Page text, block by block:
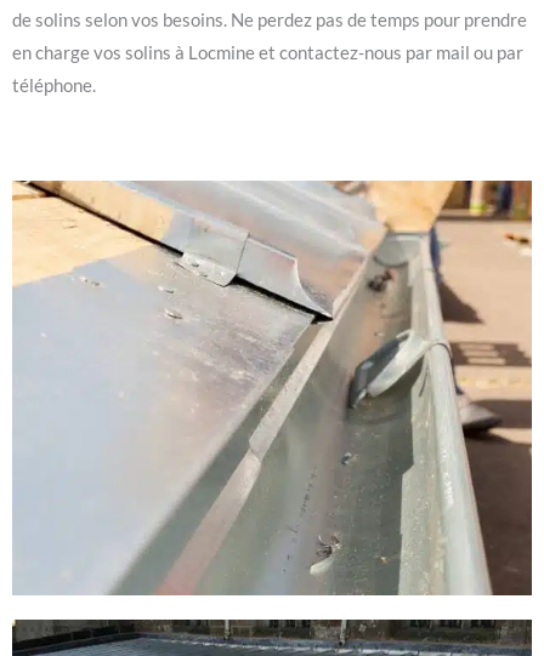
de solins selon vos besoins. Ne perdez pas de temps pour prendre
en charge vos solins à Locmine et contactez-nous par mail ou par
téléphone.